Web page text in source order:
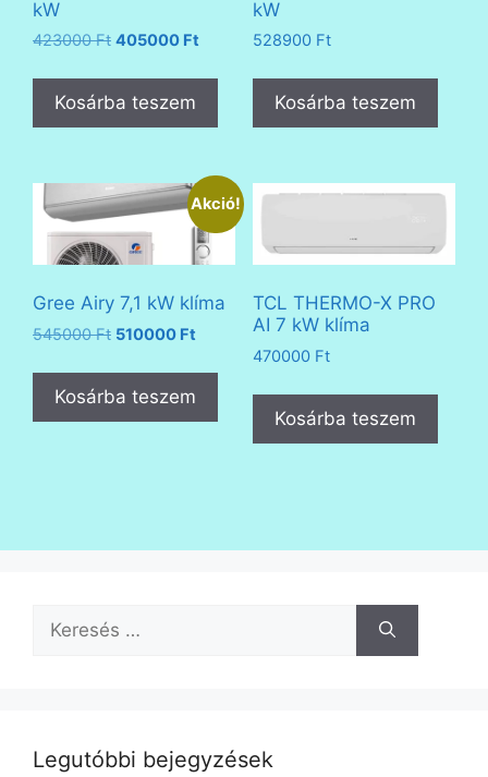
kW
423000Ft Original
was:
423000 Ft.
405000 Ft
is:
405000 Ft.
Kosárba teszem
kW
528900 Ft
Kosárba teszem
Akció!
Gree Airy 7,1 kW klíma
545000Ft Original
was:
545000 Ft.
510000 Ft
is:
Kosárba teszem
TCL THERMO-X PRO
AI 7 kW klíma
470000 Ft
Kosárba teszem
Keresés:
Legutóbbi bejegyzések